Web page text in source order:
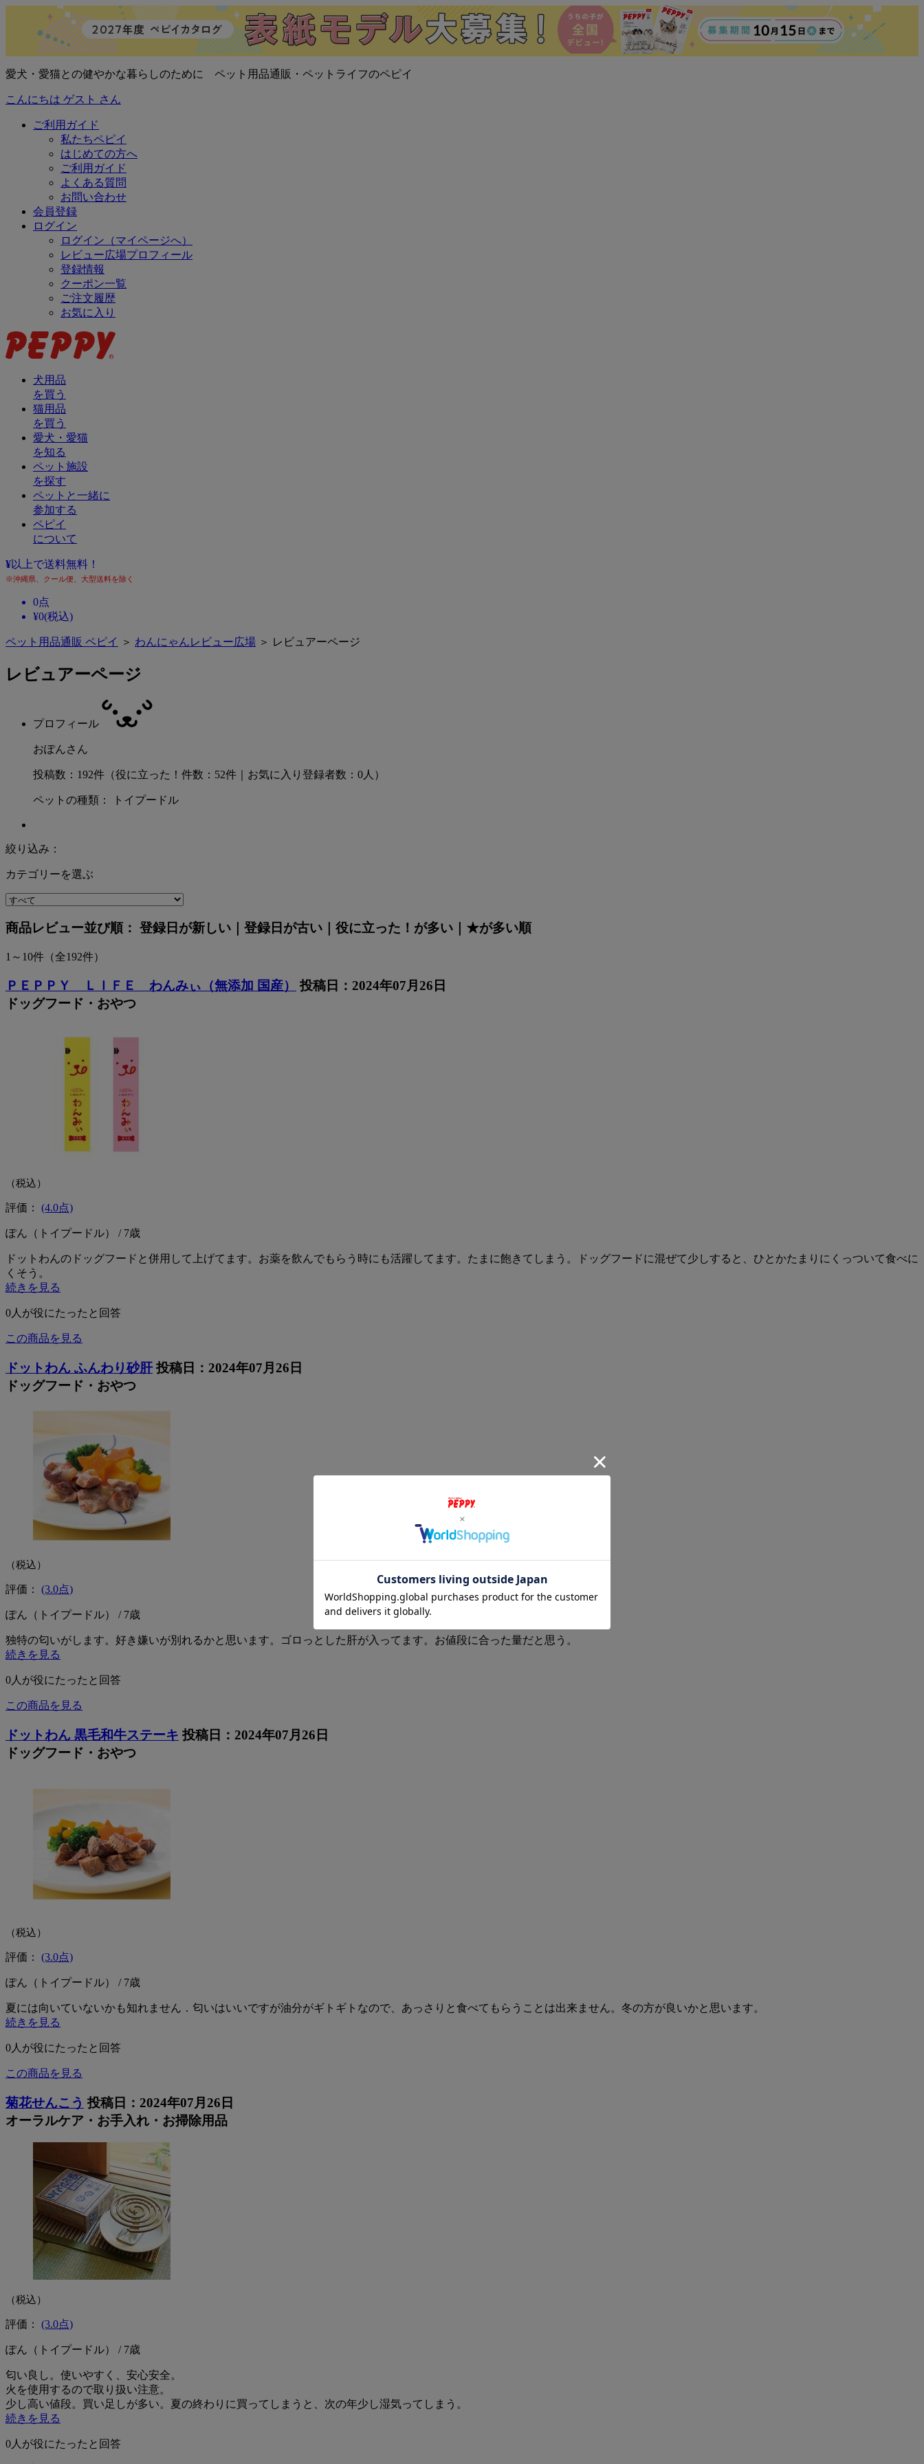
愛犬・愛猫との健やかな暮らしのために ペット用品通販・ペットライフのペピイ
こんにちは ゲスト さん
ご利用ガイド
私たちペピイ
はじめての方へ
ご利用ガイド
よくある質問
お問い合わせ
会員登録
ログイン
ログイン（マイページへ）
レビュー広場プロフィール
登録情報
クーポン一覧
ご注文履歴
お気に入り
犬用品
を買う
猫用品
を買う
愛犬・愛猫
を知る
ペット施設
を探す
ペットと一緒に
参加する
ペピイ
について
¥以上で送料無料！
※沖縄県、クール便、大型送料を除く
0点
¥0(税込)
ペット用品通販 ペピイ ＞ わんにゃんレビュー広場 ＞ レビュアーページ
レビュアーページ
プロフィール
おぽんさん
投稿数：192件（役に立った！件数：52件｜お気に入り登録者数：0人）
ペットの種類： トイプードル
絞り込み：
カテゴリーを選ぶ
商品レビュー並び順： 登録日が新しい 登録日が古い 役に立った！が多い ★が多い順
1～10件 （全192件）
ＰＥＰＰＹ ＬＩＦＥ わんみぃ（無添加 国産）
投稿日：2024年07月26日
ドッグフード・おやつ
（税込）
評価： (4.0点)
ぽん（トイプードル） / 7歳
ドットわんのドッグフードと併用して上げてます。お薬を飲んでもらう時にも活躍してます。たまに飽きてしまう。ドッグフードに混ぜて少しすると、ひとかたまりにくっついて食べに
くそう。
続きを見る
0 人が役にたったと回答
この商品を見る
ドットわん ふんわり砂肝 投稿日：2024年07月26日
ドッグフード・おやつ
（税込）
評価： (3.0点)
ぽん（トイプードル） / 7歳
独特の匂いがします。好き嫌いが別れるかと思います。ゴロっとした肝が入ってます。お値段に合った量だと思う。
続きを見る
0人が役にたったと回答
この商品を見る
ドットわん 黒毛和牛ステーキ 投稿日：2024年07月26日
ドッグフード・おやつ
（税込）
評価： (3.0点)
ぽん（トイプードル） / 7歳
夏には向いていないかも知れません．匂いはいいですが油分がギトギトなので、あっさりと食べてもらうことは出来ません。冬の方が良いかと思います。
続きを見る
0 人が役にたったと回答
この商品を見る
菊花せんこう 投稿日：2024年07月26日
オーラルケア・お手入れ・お掃除用品
（税込）
評価： (3.0点)
ぽん（トイプードル） / 7歳
匂い良し。使いやすく、安心安全。
火を使用するので取り扱い注意。
少し高い値段。買い足しが多い。夏の終わりに買ってしまうと、次の年少し湿気ってしまう。
続きを見る
0 人が役にたったと回答